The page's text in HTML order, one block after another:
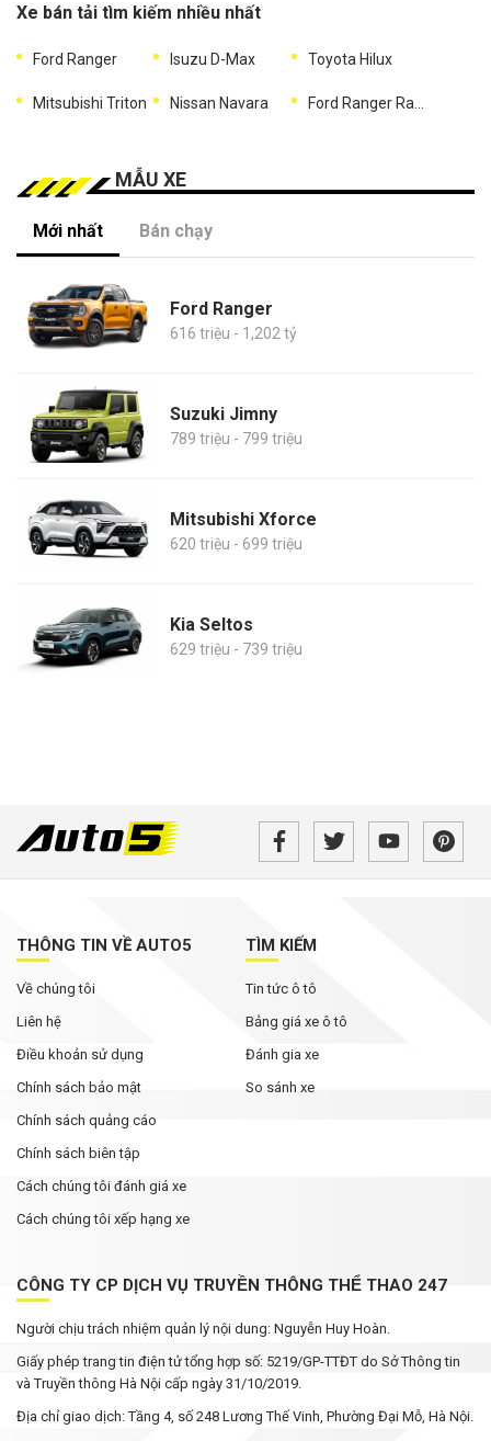
Xe bán tải tìm kiếm nhiều nhất
Ford Ranger Isuzu D-Max Toyota Hilux
Mitsubishi Triton Nissan Navara
MẪU XE
Mới nhất Bán chạy
Ford Ranger
616 triệu - 1,202 tỷ
Suzuki Jimny
789 triệu - 799 triệu
Mitsubishi Xforce
620 triệu - 699 triệu
Kia Seltos
629 triệu - 739 triệu
THÔNG TIN VỀ AUTO5
Về chúng tôi
Liên hệ
Điều khoản sử dụng
Chính sách bảo mật
Chính sách quảng cáo
Chính sách biên tập
Cách chúng tôi đánh giá xe
Cách chúng tôi xếp hạng xe
TÌM KIẾM
Tin tức ô tô
Bảng giá xe ô tô
Đánh gia xe
So sánh xe
CÔNG TY CP DỊCH VỤ TRUYỀN THÔNG THỂ THAO 247
Người chịu trách nhiệm quản lý nội dung: Nguyễn Huy Hoàn.
Giấy phép trang tin điện tử tổng hợp số: 5219/GP-TTĐT do Sở Thông tin
và Truyền thông Hà Nội cấp ngày 31/10/2019.
Địa chỉ giao dịch: Tầng 4, số 248 Lương Thế Vinh, Phường Đại Mỗ, Hà Nội.